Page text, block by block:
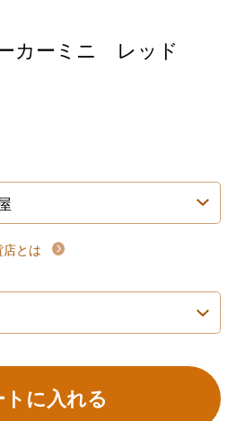
カーミニ レッド
とは
トに入れる